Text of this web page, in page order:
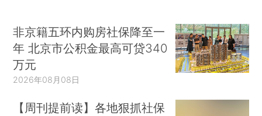
非京籍五环内购房社保降至一
年 北京市公积金最高可贷340
万元
2026年08月08日
【周刊提前读】各地狠抓社保